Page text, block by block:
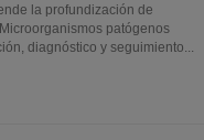
la profundización de
patógenos
diagnóstico y seguimiento...